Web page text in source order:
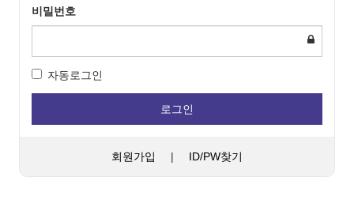
비밀번호
자동로그인
로그인
회원가입 | ID/PW찾기